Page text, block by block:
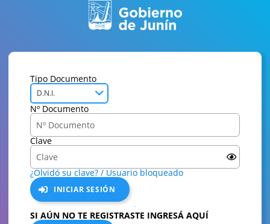
Tipo Documento
D.N.I.
Nº Documento
Clave
¿Olvidó su clave? / Usuario bloqueado
INICIAR SESIÓN
SI AÚN NO TE REGISTRASTE INGRESÁ AQUÍ